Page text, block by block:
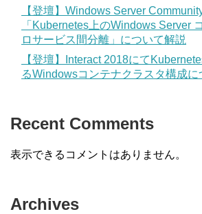
【登壇】Windows Server
「Kubernetes上のWindows Server
ロサービス間分離」について解説
【登壇】Interact 2018にて
るWindowsコンテナクラスタ構成に
Recent Comments
表示できるコメントはありません。
Archives